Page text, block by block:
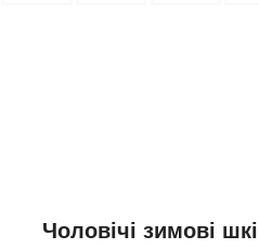
Чоловічі зимові